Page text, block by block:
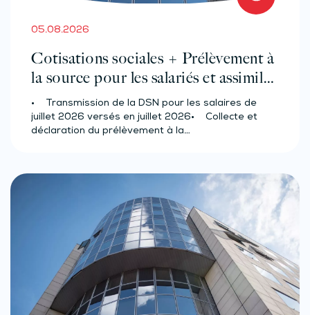
05.08.2026
Cotisations sociales + Prélèvement à
la source pour les salariés et assimilés
(effectif d’au moins 50 salariés)
• Transmission de la DSN pour les salaires de
juillet 2026 versés en juillet 2026• Collecte et
déclaration du prélèvement à la…